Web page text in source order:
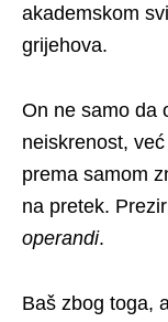
akademskom
grijehova.
On ne samo da
neiskrenost,
prema samom
na pretek.
operandi.
Baš zbog toga,